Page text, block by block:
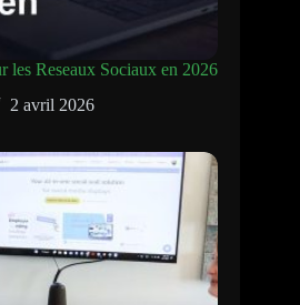
les Reseaux Sociaux en 2026
2 avril 2026